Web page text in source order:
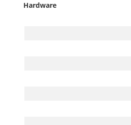
Hardware